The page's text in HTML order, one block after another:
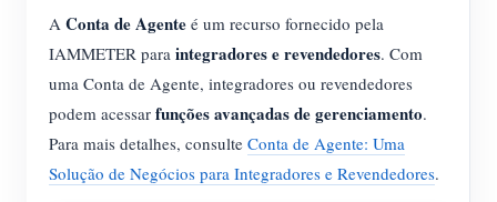
Vídeo tutorial
FAQ
Notícias
Blog
Centro de contribuidores
Atividades IAMMETER
Fórum
App Loja
Explorar site
Contato
Sobre nós
A Conta de Agente é um recurso fornecido pela
IAMMETER para integradores e revendedores. Com
uma Conta de Agente, integradores ou revendedores
podem acessar funções avançadas de gerenciamento.
Para mais detalhes, consulte Conta de Agente: Uma
Solução de Negócios para Integradores e Revendedores.